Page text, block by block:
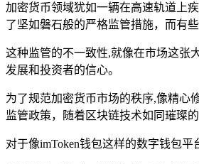
加密货币领域犹如一辆在高速轨道上
了坚如磐石般的严格监管措施，而有
这种监管的不一致性,就像在市场这张
发展和投资者的信心。
为了规范加密货币市场的秩序,像精心
监管政策，随着区块链技术如同璀璨
对于像imToken钱包这样的数字钱包